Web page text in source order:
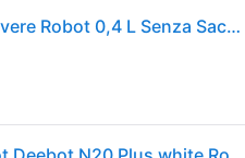
Ecovacs Deebot N20 Plus Aspirapolvere Robot 0,4 L Senza Sacchetto Bianco